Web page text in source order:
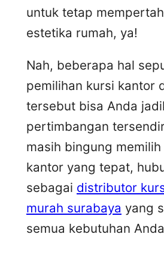
untuk tetap
estetika rumah, ya!
Nah, beberapa hal
pemilihan kursi kantor
tersebut bisa Anda
pertimbangan
masih bingung
kantor yang tepat,
sebagai distributor
murah surabaya yang
semua kebutuhan